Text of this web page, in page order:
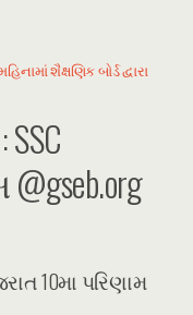
શૈક્ષણિક બોર્ડ દ્વારા
10મા પરિણામ